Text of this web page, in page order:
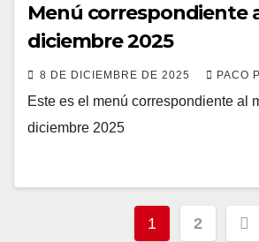
Menú correspondiente
diciembre 2025
8 DE DICIEMBRE DE 2025 PACO
Este es el menú correspondiente al
diciembre 2025
1 2